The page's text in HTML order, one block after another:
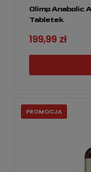
Olimp Anabolic
Tabletek
199,99 zł
PROMOCJA